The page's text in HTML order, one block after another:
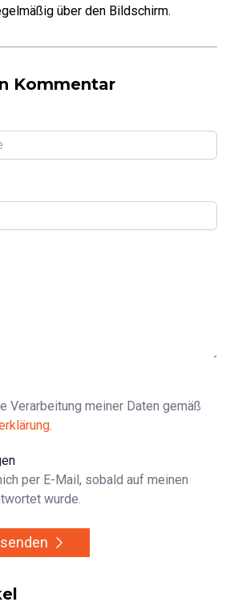
über den Bildschirm.
Kommentar
Verarbeitung meiner Daten gemäß
per E-Mail, sobald auf meinen
wurde.